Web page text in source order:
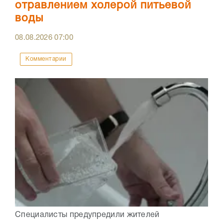
отравлением холерой питьевой
воды
08.08.202607:00
Комментарии
Специалисты предупредили жителей